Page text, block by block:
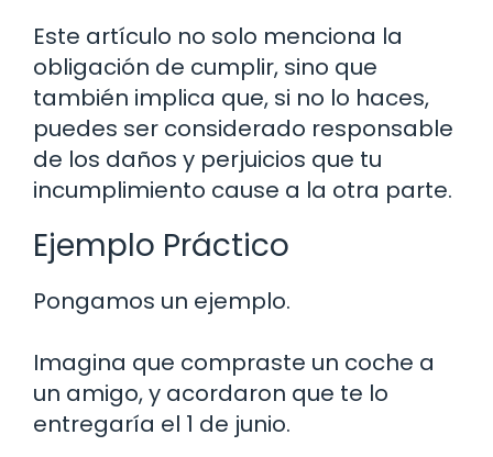
Este artículo no solo menciona la
obligación de cumplir, sino que
también implica que, si no lo haces,
puedes ser considerado responsable
de los daños y perjuicios que tu
incumplimiento cause a la otra parte.
Ejemplo Práctico
Pongamos un ejemplo.
Imagina que compraste un coche a
un amigo, y acordaron que te lo
entregaría el 1 de junio.